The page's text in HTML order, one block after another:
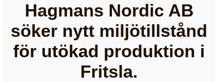
Hagmans Nordic AB
söker nytt miljötillstånd
för utökad produktion i
Fritsla.